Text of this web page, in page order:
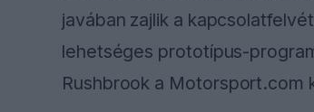
javában zajlik a
lehetséges prototípus-
Rushbrook a